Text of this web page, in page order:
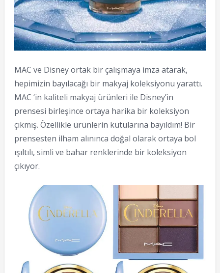
MAC ve Disney ortak bir çalışmaya imza atarak,
hepimizin bayılacağı bir makyaj koleksiyonu yarattı.
MAC ‘in kaliteli makyaj ürünleri ile Disney’in
prensesi birleşince ortaya harika bir koleksiyon
çıkmış. Özellikle ürünlerin kutularına bayıldım! Bir
prensesten ilham alınınca doğal olarak ortaya bol
ışıltılı, simli ve bahar renklerinde bir koleksiyon
çıkıyor.